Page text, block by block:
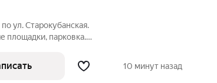
ул. Старокубанская.
площадки, парковка.
учебные заведения, -
10 минут назад